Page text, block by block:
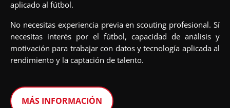
aplicado al fútbol.
No necesitas experiencia previa en scouting profesional. Sí
necesitas interés por el fútbol, capacidad de análisis y
motivación para trabajar con datos y tecnología aplicada al
rendimiento y la captación de talento.
MÁS INFORMACIÓN